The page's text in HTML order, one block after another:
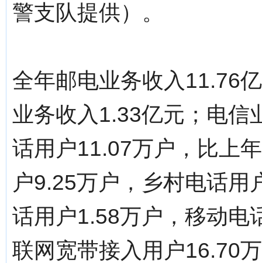
警支队提供）。
全年邮电业务收入11.76
业务收入1.33亿元；电信
话用户11.07万户，比上
户9.25万户，乡村电话
话用户1.58万户，移动电
联网宽带接入用户16.70